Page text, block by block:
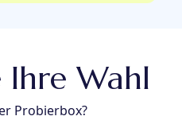
Ihre Wahl
Probierbox?